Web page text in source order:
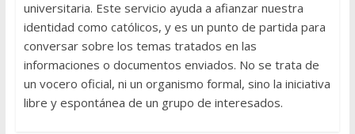
universitaria. Este servicio ayuda a afianzar nuestra
identidad como católicos, y es un punto de partida para
conversar sobre los temas tratados en las
informaciones o documentos enviados. No se trata de
un vocero oficial, ni un organismo formal, sino la iniciativa
libre y espontánea de un grupo de interesados.